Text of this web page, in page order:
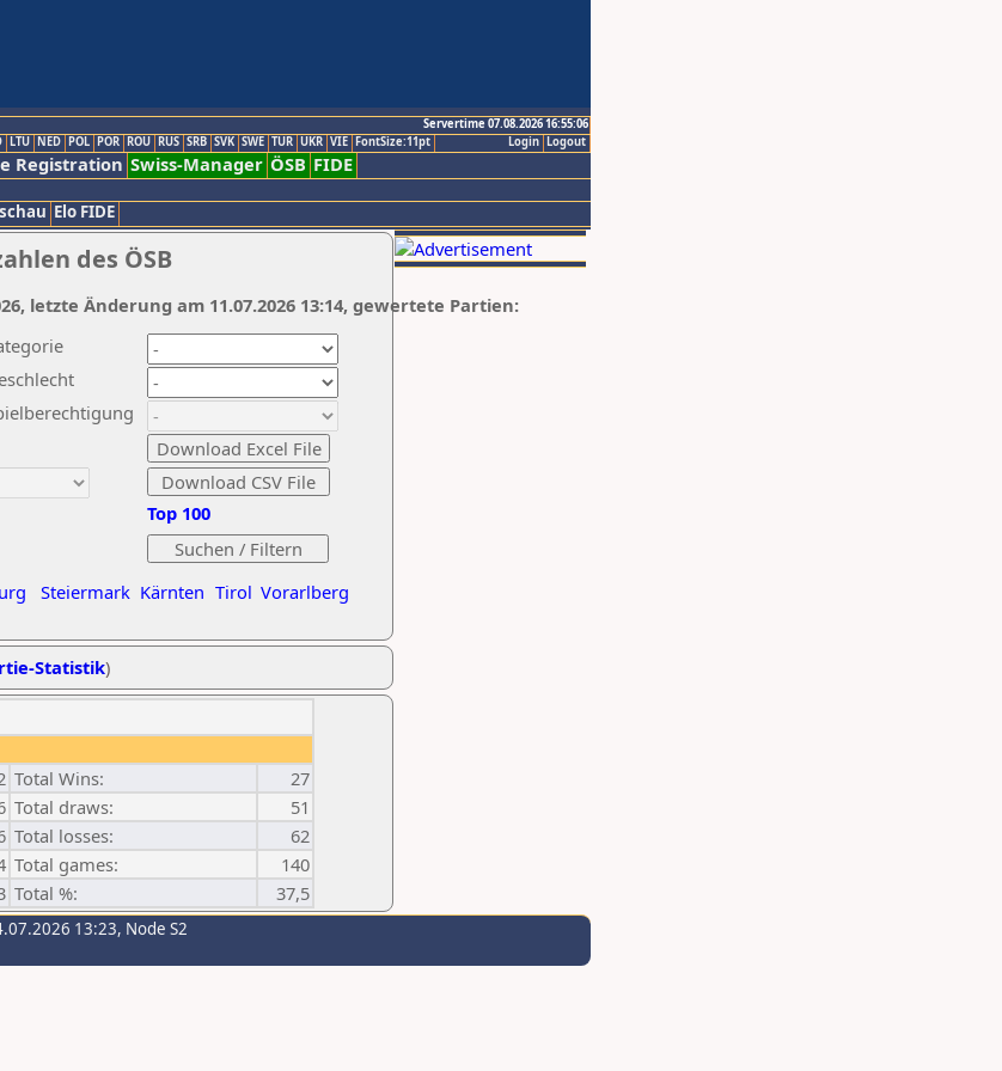
Servertime 07.08.2026 16:55:06
Logout
Login
LTU NED POL POR ROU RUS SRB SVK SWE TUR UKR VIE FontSize:11pt
Registration Swiss-Manager ÖSB FIDE
Elo FIDE
des ÖSB
Steiermark Kärnten Tirol Vorarlberg
Top 100
letzte Änderung am 11.07.2026 13:14, gewertete Partien:
Statistik)
Total Wins:
27
Total draws:
51
Total losses:
62
Total games:
140
Total %: 37,5
13:23, Node S2